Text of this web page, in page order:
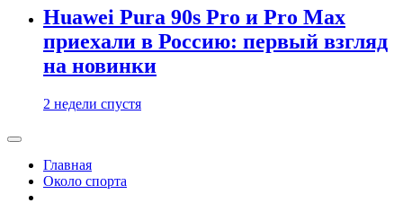
Huawei Pura 90s Pro и Pro Max
приехали в Россию: первый взгляд
на новинки
2 недели спустя
Главная
Около спорта